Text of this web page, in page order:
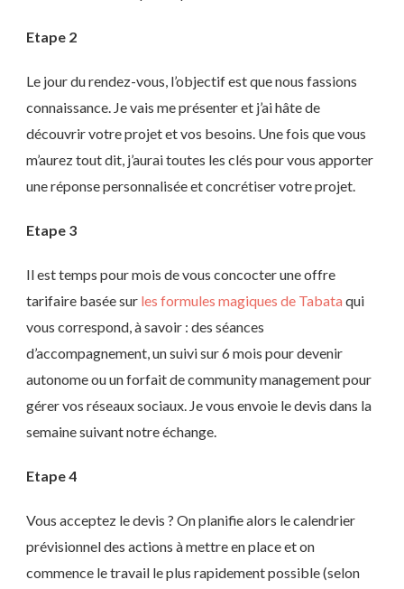
Etape 2
Le jour du rendez-vous, l’objectif est que nous fassions
connaissance. Je vais me présenter et j’ai hâte de
découvrir votre projet et vos besoins. Une fois que vous
m’aurez tout dit, j’aurai toutes les clés pour vous apporter
une réponse personnalisée et concrétiser votre projet.
Etape 3
Il est temps pour mois de vous concocter une offre
tarifaire basée sur les formules magiques de Tabata qui
vous correspond, à savoir : des séances
d’accompagnement, un suivi sur 6 mois pour devenir
autonome ou un forfait de community management pour
gérer vos réseaux sociaux. Je vous envoie le devis dans la
semaine suivant notre échange.
Etape 4
Vous acceptez le devis ? On planifie alors le calendrier
prévisionnel des actions à mettre en place et on
commence le travail le plus rapidement possible (selon